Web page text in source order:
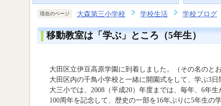
現在のページ 大森第三小学校 学校生活 学校ブログ
移動教室は「学ぶ」ところ（5年生）
大田区立伊豆高原学園に到着しました。（その名のと
大田区内の千鳥小学校と一緒に開園式をして、学ぶ3日
大三小では、2008（平成20）年度までは、毎年、6年
100周年を記念して、歴史の一部を16年ぶりに5年生の